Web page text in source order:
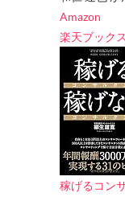
Amazon
楽天ブックス
稼げるコン